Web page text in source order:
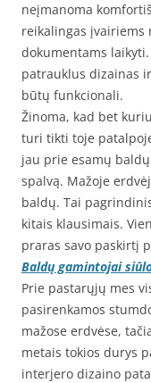
neįmanoma
reikalingas
dokumentams
patrauklus dizainas
būtų funkcionali.
Žinoma, kad bet
turi tikti toje
jau prie esamų
spalvą. Mažoje
baldų. Tai
kitais klausimais.
praras savo paskirtį
Baldų gamintojai
Prie pastarųjų mes
pasirenkamos
mažose erdvėse,
metais tokios durys
interjero dizaino